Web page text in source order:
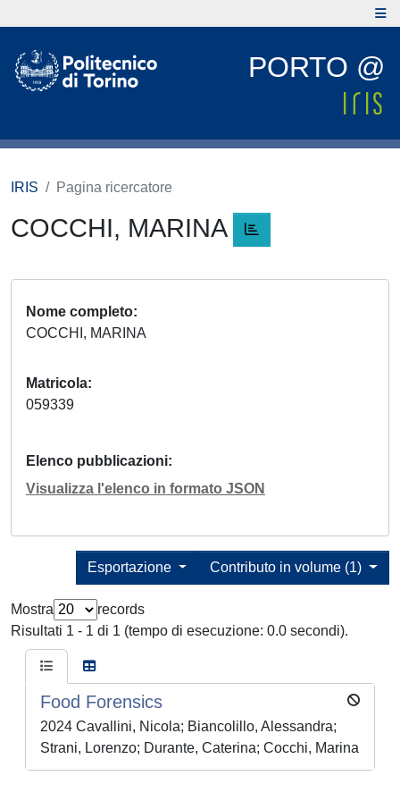
PORTO @
IRIS Pagina ricercatore
COCCHI, MARINA
Nome completo
COCCHI, MARINA
Matricola
059339
Elenco pubblicazioni
Visualizza l'elenco in formato JSON
Contributo in volume (1)
Esportazione
Mostra
records
Risultati 1 - 1 di 1 (tempo di esecuzione: 0.0 secondi).
Food Forensics
2024 Cavallini, Nicola; Biancolillo, Alessandra;
Strani, Lorenzo; Durante, Caterina; Cocchi, Marina